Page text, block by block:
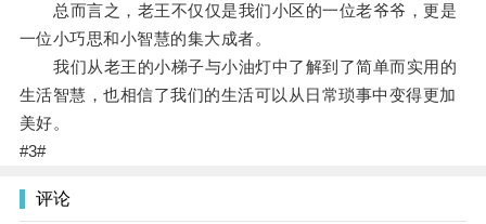
总而言之，老王不仅仅是我们小区的一位老爷爷，更是
一位小巧思和小智慧的集大成者。
我们从老王的小梯子与小油灯中了解到了简单而实用的
生活智慧，也相信了我们的生活可以从日常琐事中变得更加
美好。
#3#
评论